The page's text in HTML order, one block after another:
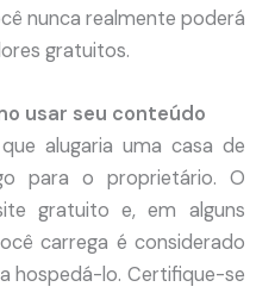
nunca realmente poderá
gratuitos.
usar seu conteúdo
alugaria uma casa de
para o proprietário. O
gratuito e, em alguns
carrega é considerado
hospedá-lo. Certifique-se